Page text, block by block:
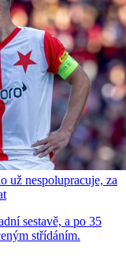
už nespolupracuje, za
sestavě, a po 35
střídáním.